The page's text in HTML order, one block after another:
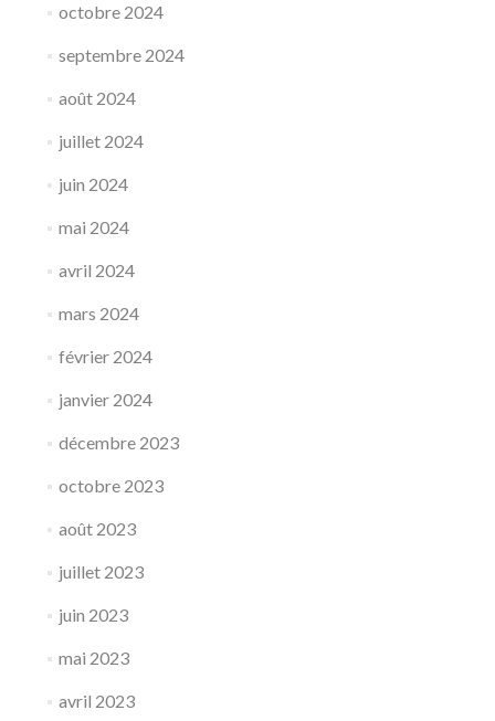
octobre 2024
septembre 2024
août 2024
juillet 2024
juin 2024
mai 2024
avril 2024
mars 2024
février 2024
janvier 2024
décembre 2023
octobre 2023
août 2023
juillet 2023
juin 2023
mai 2023
avril 2023